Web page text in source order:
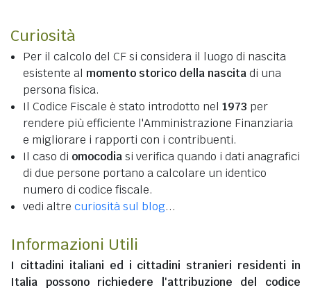
Curiosità
Per il calcolo del CF si considera il luogo di nascita
esistente al momento storico della nascitadi una
persona fisica.
Il Codice Fiscale è stato introdotto nel 1973 per
rendere più efficiente l'Amministrazione Finanziaria
e migliorare i rapporti con i contribuenti.
Il caso di omocodiasi verifica quando i dati anagrafici
di due persone portano a calcolare un identico
numero di codice fiscale.
vedi altre curiosità sul blog...
Informazioni Utili
I cittadini italiani ed i cittadini stranieri residenti in
Italia possono richiedere l'attribuzione del codice